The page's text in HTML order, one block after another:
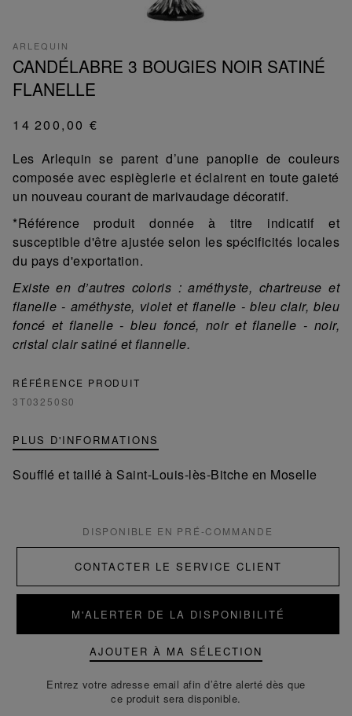
ARLEQUIN
CANDÉLABRE 3 BOUGIES NOIR SATINÉ
FLANELLE
14 200,00 €
Les Arlequin se parent d’une panoplie de couleurs
composée avec espièglerie et éclairent en toute gaieté
un nouveau courant de marivaudage décoratif.
*Référence produit donnée à titre indicatif et
susceptible d'être ajustée selon les spécificités locales
du pays d'exportation.
Existe en d’autres coloris : améthyste, chartreuse et
flanelle - améthyste, violet et flanelle - bleu clair, bleu
foncé et flanelle - bleu foncé, noir et flanelle - noir,
cristal clair satiné et flannelle.
RÉFÉRENCE PRODUIT
3T03250S0
PLUS D'INFORMATIONS
Soufflé et taillé à Saint-Louis-lès-Bitche en Moselle
DISPONIBLE EN PRÉ-COMMANDE
CONTACTER LE SERVICE CLIENT
M'ALERTER DE LA DISPONIBILITÉ
AJOUTER À MA SÉLECTION
Entrez votre adresse email afin d’être alerté dès que
ce produit sera disponible.